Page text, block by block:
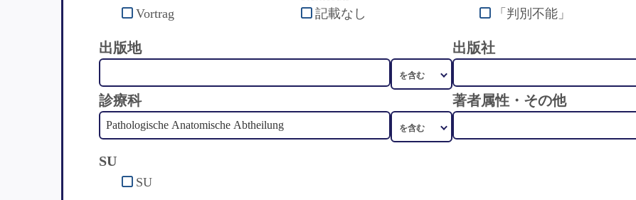
Vortrag
記載なし 「判別不能」
出版地 出版社
診療科 著者属性・その他
SU
SU